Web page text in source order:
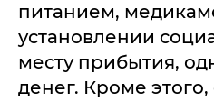
питанием,
установлении
месту прибытия,
денег. Кроме